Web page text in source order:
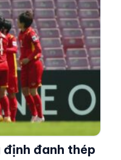
định đanh thép